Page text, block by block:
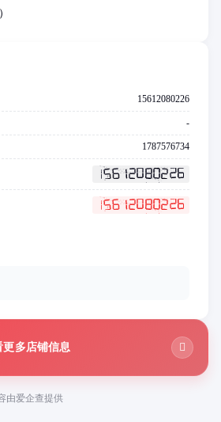
由爱企查提供
15612080226
-
1787576734
多店铺信息